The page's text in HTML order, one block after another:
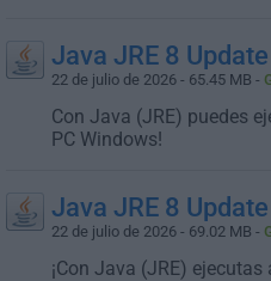
Java JRE 8
22 de julio de 2026 - 65.45 MB -
Con Java (JRE) puedes
PC Windows!
Java JRE 8
22 de julio de 2026 - 69.02 MB -
¡Con Java (JRE)